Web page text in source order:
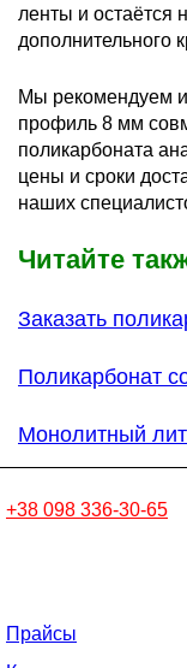
ленты и остаётся
дополнительного
Мы рекомендуем
профиль 8 мм
поликарбоната
цены и сроки
наших
Читайте
Заказать
Поликарбонат
Монолитный
+38 098 336-30-65
Прайсы